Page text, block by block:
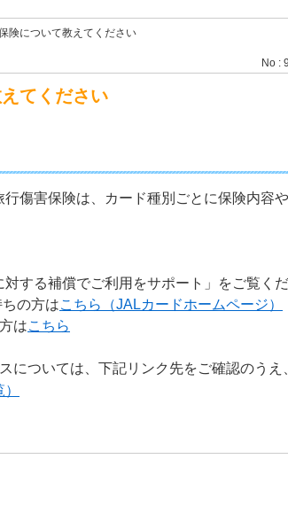
険について教えてください
No :
てください
傷害保険は、カード種別ごとに保険内容
する補償でご利用をサポート」をご覧くだ
の方はこちら（JALカードホームページ）
はこちら
については、下記リンク先をご確認のうえ